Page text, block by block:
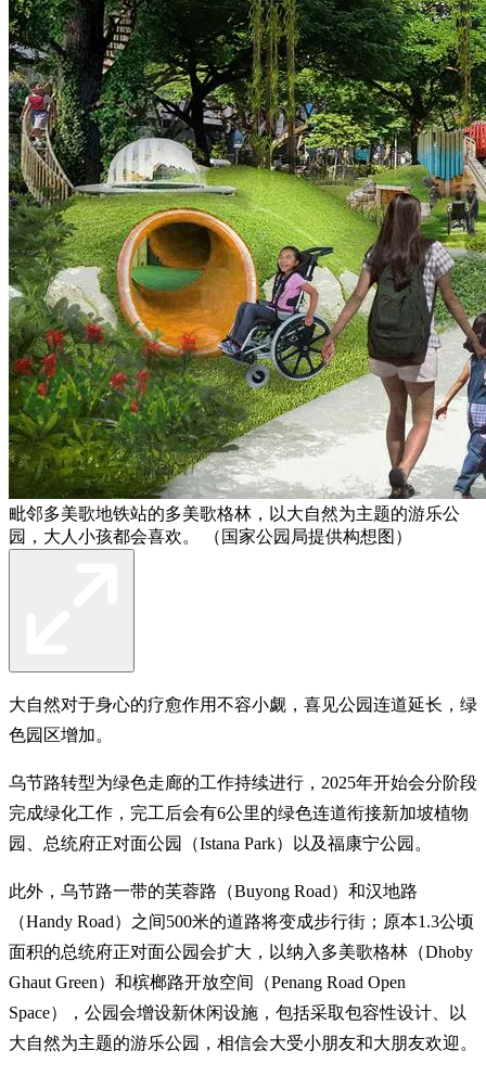
毗邻多美歌地铁站的多美歌格林，以大自然为主题的游乐公
园，大人小孩都会喜欢。 （国家公园局提供构想图）
大自然对于身心的疗愈作用不容小觑，喜见公园连道延长，绿
色园区增加。
乌节路转型为绿色走廊的工作持续进行，2025年开始会分阶段
完成绿化工作，完工后会有6公里的绿色连道衔接新加坡植物
园、总统府正对面公园（Istana Park）以及福康宁公园。
此外，乌节路一带的芙蓉路（Buyong Road）和汉地路
（Handy Road）之间500米的道路将变成步行街；原本1.3公顷
面积的总统府正对面公园会扩大，以纳入多美歌格林（Dhoby
Ghaut Green）和槟榔路开放空间（Penang Road Open
Space），公园会增设新休闲设施，包括采取包容性设计、以
大自然为主题的游乐公园，相信会大受小朋友和大朋友欢迎。